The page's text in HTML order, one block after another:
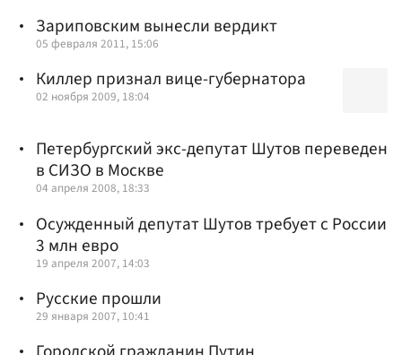
Зариповским вынесли вердикт
05 февраля 2011, 15:06
Киллер признал вице-губернатора
02 ноября 2009, 18:04
Петербургский экс-депутат Шутов переведен
в СИЗО в Москве
04 апреля 2008, 18:33
Осужденный депутат Шутов требует с России
3 млн евро
19 апреля 2007, 14:03
Русские прошли
29 января 2007, 10:41